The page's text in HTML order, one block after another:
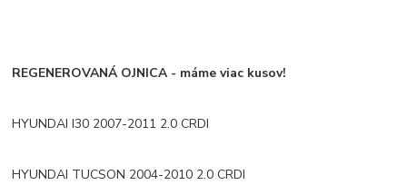
REGENEROVANÁ OJNICA - máme viac kusov!
HYUNDAI I30 2007-2011 2.0 CRDI
HYUNDAI TUCSON 2004-2010 2.0 CRDI